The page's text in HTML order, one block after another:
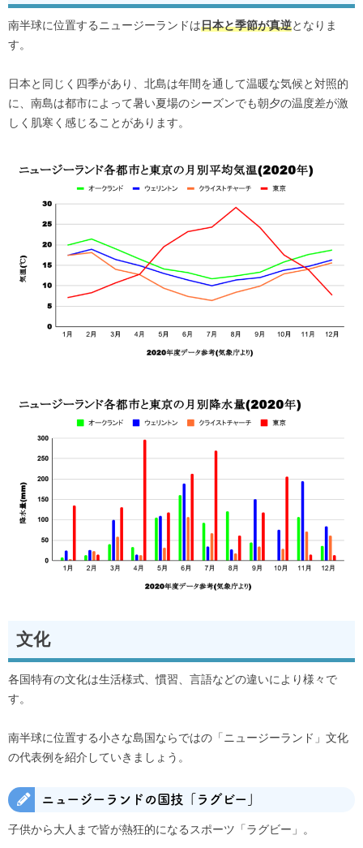
南半球に位置するニュージーランドは日本と季節が真逆となりま
す。
日本と同じく四季があり、北島は年間を通して温暖な気候と対照的
に、南島は都市によって暑い夏場のシーズンでも朝夕の温度差が激
しく肌寒く感じることがあります。
文化
各国特有の文化は生活様式、慣習、言語などの違いにより様々で
す。
南半球に位置する小さな島国ならではの「ニュージーランド」文化
の代表例を紹介していきましょう。
ニュージーランドの国技「ラグビー」
子供から大人まで皆が熱狂的になるスポーツ「ラグビー」。